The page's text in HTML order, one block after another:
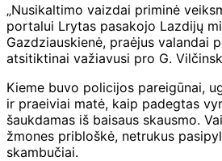
„Nusikaltimo vaizdai priminė
portalui Lrytas pasakojo Lazdijų
Gazdziauskienė, praėjus valandai
atsitiktinai važiavusi pro G.
Kieme buvo policijos pareigūnai,
ir praeiviai matė, kaip padegtas
šaukdamas iš baisaus skausmo.
žmones pribloškė, netrukus
skambučiai.